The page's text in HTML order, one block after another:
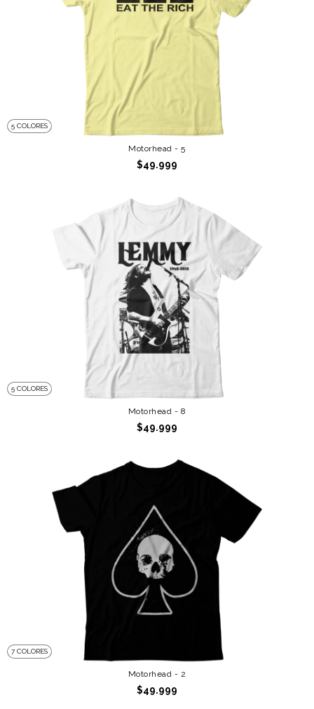
5 COLORES
Motorhead - 5
$49.999
5 COLORES
Motorhead - 8
$49.999
7 COLORES
Motorhead - 2
$49.999